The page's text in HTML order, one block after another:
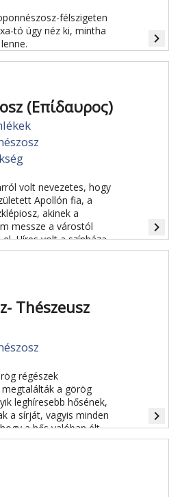
félszigeten
tó úgy néz ki, mintha
navigate_next
(Επίδαυρος)
volt nevezetes, hogy
Apollón fia, a
akinek a
messze a várostól
Híres volt a színháza
ismét használnak.
navigate_next
Thészeusz
régészek
a görög
leghíresebb hősének,
a sírját, vagyis minden
a hős valóban élt.
navigate_next